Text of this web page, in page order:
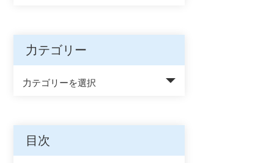
力テゴリー
力テゴリーを選択
目次